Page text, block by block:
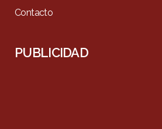
Contacto
PUBLICIDAD